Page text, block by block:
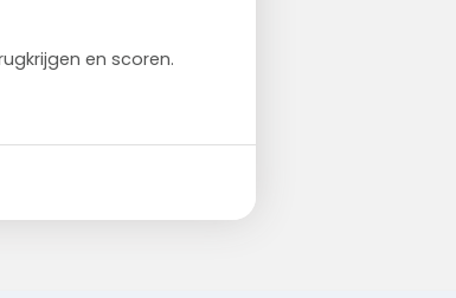
en scoren.